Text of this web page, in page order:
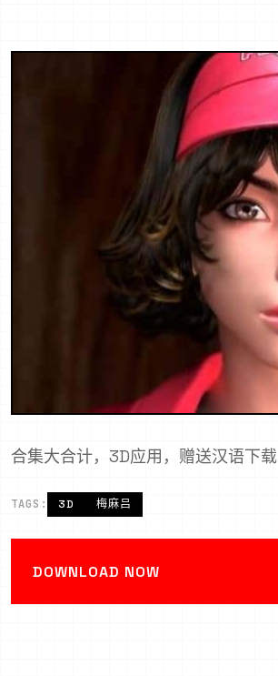
合集大合计，3D应用，赠送汉语下载
TAGS: 3D 梅麻吕
DOWNLOAD NOW